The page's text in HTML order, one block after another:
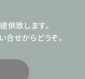
供致します。
合せからどうぞ。